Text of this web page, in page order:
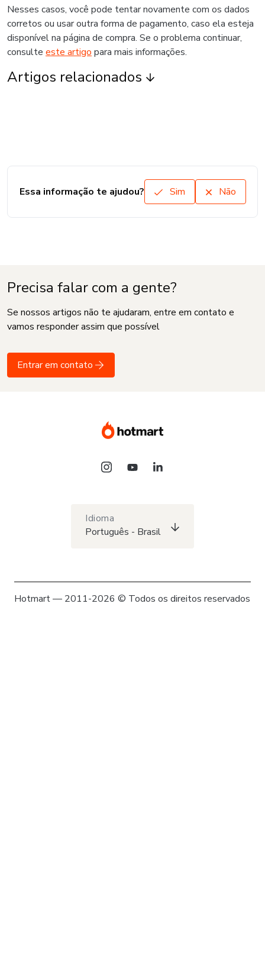
Nesses casos, você pode tentar novamente com os dados
corretos ou usar outra forma de pagamento, caso ela esteja
disponível na página de compra. Se o problema continuar,
consulte este artigo para mais informações.
Artigos relacionados
Essa informação te ajudou? Sim Não
Precisa falar com a gente?
Se nossos artigos não te ajudaram, entre em contato e
vamos responder assim que possível
Entrar em contato
Idioma
Português - Brasil
Hotmart — 2011-2026 © Todos os direitos reservados